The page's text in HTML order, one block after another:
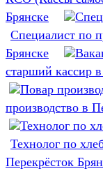
Брянске
Специалист по
Брянске
старший кассир
производство в
Технолог по
Перекрёсток